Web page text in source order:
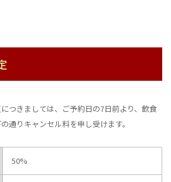
つきましては、ご予約日の7日前より、飲食
通りキャンセル料を申し受けます。
50%